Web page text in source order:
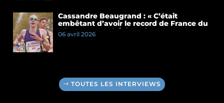
Cassandre Beaugrand : « C’était
embêtant d’avoir le record de France du
5 km et pas celui du 10 km »
06 avril 2026
TOUTES LES INTERVIEWS